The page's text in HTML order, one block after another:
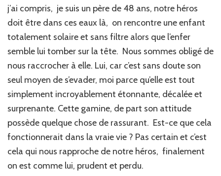
j’ai compris, je suis un père de 48 ans, notre héros
doit être dans ces eaux là, on rencontre une enfant
totalement solaire et sans filtre alors que l’enfer
semble lui tomber sur la tête. Nous sommes obligé de
nous raccrocher à elle. Lui, car c’est sans doute son
seul moyen de s’evader, moi parce qu’elle est tout
simplement incroyablement étonnante, décalée et
surprenante. Cette gamine, de part son attitude
possède quelque chose de rassurant. Est-ce que cela
fonctionnerait dans la vraie vie ? Pas certain et c’est
cela qui nous rapproche de notre héros, finalement
on est comme lui, prudent et perdu.